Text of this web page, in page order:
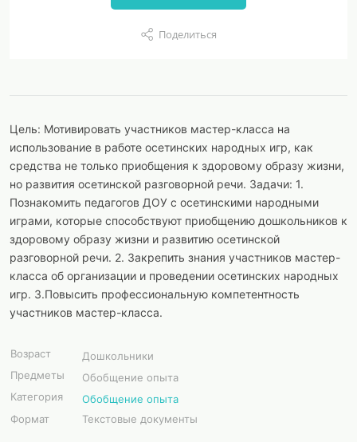
Поделиться
Цель: Мотивировать участников мастер-класса на
использование в работе осетинских народных игр, как
средства не только приобщения к здоровому образу жизни,
но развития осетинской разговорной речи. Задачи: 1.
Познакомить педагогов ДОУ с осетинскими народными
играми, которые способствуют приобщению дошкольников к
здоровому образу жизни и развитию осетинской
разговорной речи. 2. Закрепить знания участников мастер-
класса об организации и проведении осетинских народных
игр. 3.Повысить профессиональную компетентность
участников мастер-класса.
Возраст
Дошкольники
Предметы
Обобщение опыта
Категория
Обобщение опыта
Формат
Текстовые документы